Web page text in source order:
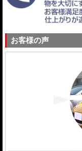
お客様の声